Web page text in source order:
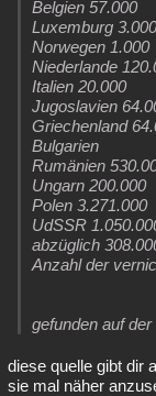
Belgien 57.000
Luxemburg 3.000
Norwegen 1.000
Niederlande
Italien 20.000
Jugoslavien
Griechenland
Bulgarien
Rumänien
Ungarn 200.000
Polen 3.271.000
UdSSR
abzüglich
Anzahl der
gefunden auf der
diese quelle gibt dir
sie mal näher